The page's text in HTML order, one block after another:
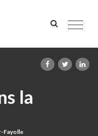
Toggle
la
Fayolle